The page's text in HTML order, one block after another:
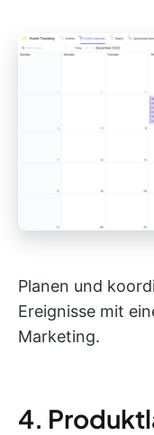
Planen und
Ereignisse mit
Marketing.
4.